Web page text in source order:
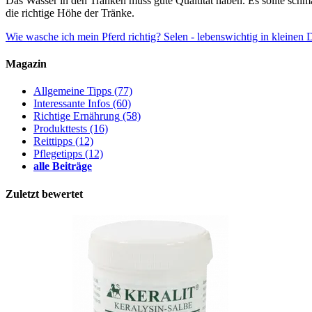
die richtige Höhe der Tränke.
Wie wasche ich mein Pferd richtig? Selen - lebenswichtig in kleinen
Magazin
Allgemeine Tipps (77)
Interessante Infos (60)
Richtige Ernährung (58)
Produkttests (16)
Reittipps (12)
Pflegetipps (12)
alle Beiträge
Zuletzt bewertet